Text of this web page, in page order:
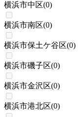
横浜市中区(0)
横浜市南区(0)
横浜市保土ケ谷区(0)
横浜市磯子区(0)
横浜市金沢区(0)
横浜市港北区(0)